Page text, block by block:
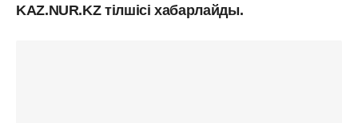
KAZ.NUR.KZ тілшісі хабарлайды.